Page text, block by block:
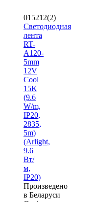
015212(2)
Светодиодная
лента
RT-
A120-
5mm
12V
Cool
15K
(9.6
W/m,
IP20,
2835,
5m)
(Arlight,
9.6
Вт/
м,
IP20)
Произведено
в Беларуси